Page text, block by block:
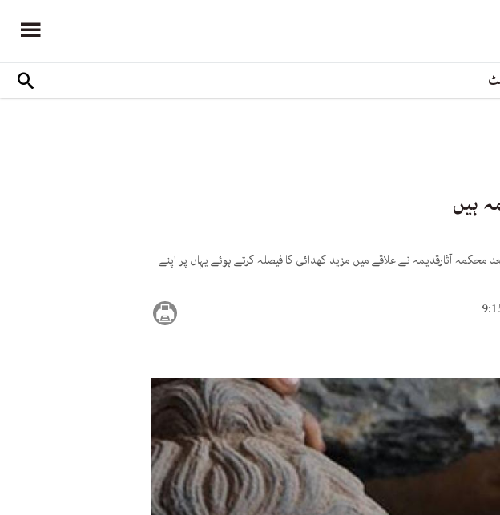
ہیں
آثارقدیمہ نے علاقے میں مزید کھدائی کا فیصلہ کرتے ہوئے یہاں پر اپنے